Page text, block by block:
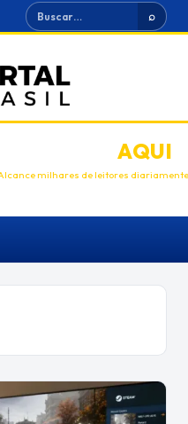
Buscar ⌕
ANUNCIEAQUI
milhares de leitores diariamente